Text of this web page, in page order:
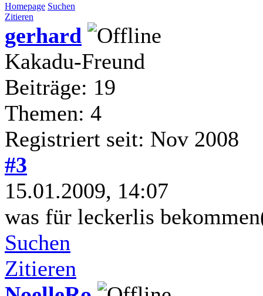
Homepage Suchen
Zitieren
gerhard
Kakadu-Freund
Beiträge: 19
Themen: 4
Registriert seit: Nov 2008
#3
15.01.2009, 14:07
was für leckerlis
Suchen
Zitieren